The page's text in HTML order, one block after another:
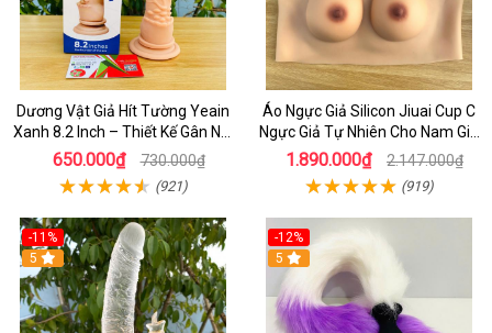
Dương Vật Giả Hít Tường Yeain
Xanh 8.2 Inch – Thiết Kế Gân Nổi
Chân Thật
650.000₫ 730.000₫
(921)
Áo Ngực Giả Silicon Jiuai Cup C
Ngực Giả Tự Nhiên Cho Nam Giả
Gái, Drag Queen
1.890.000₫ 2.147.000₫
(919)
-11%
5
-12%
5